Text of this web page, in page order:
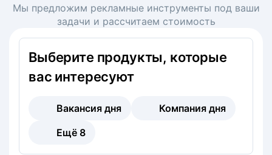
Мы предложим рекламные инструменты под ваши
задачи и рассчитаем стоимость
Выберите продукты, которые
вас интересуют
Вакансия дня
Компания дня
Ещё 8